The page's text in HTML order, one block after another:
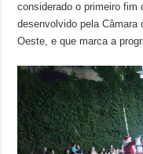
considerado o primeiro fim
desenvolvido pela Câmara
Oeste, e que marca a